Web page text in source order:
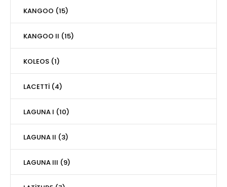
KANGOO (15)
KANGOO II (15)
KOLEOS (1)
LACETTİ (4)
LAGUNA I (10)
LAGUNA II (3)
LAGUNA III (9)